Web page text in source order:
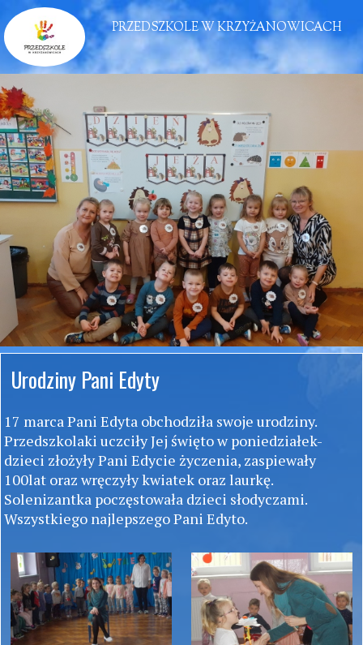
PRZEDSZKOLE W KRZYŻANOWICACH
Urodziny Pani Edyty
17 marca Pani Edyta obchodziła swoje urodziny.
Przedszkolaki uczciły Jej święto w poniedziałek-
dzieci złożyły Pani Edycie życzenia, zaspiewały
100lat oraz wręczyły kwiatek oraz laurkę.
Solenizantka poczęstowała dzieci słodyczami.
Wszystkiego najlepszego Pani Edyto.